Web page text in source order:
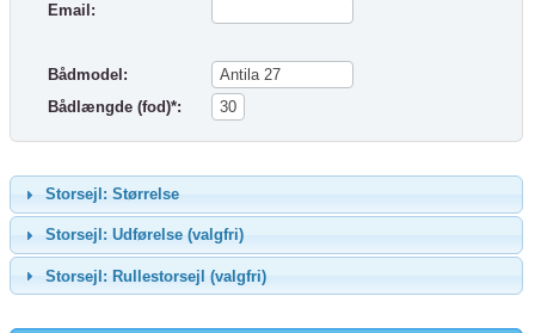
Email:
Bådmodel:
Bådlængde (fod)*:
Storsejl: Størrelse
Storsejl: Udførelse (valgfri)
Storsejl: Rullestorsejl (valgfri)